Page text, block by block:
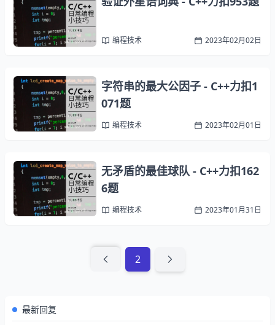
编程技术 2023年02月02日
字符串的最大公因子 - C++力扣1
071题
编程技术 2023年02月01日
无矛盾的最佳球队 - C++力扣162
6题
编程技术 2023年01月31日
2
最新回复